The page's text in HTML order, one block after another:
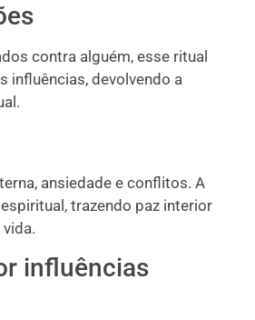
contra alguém, esse ritual
influências, devolvendo a
ansiedade e conflitos. A
trazendo paz interior
influências